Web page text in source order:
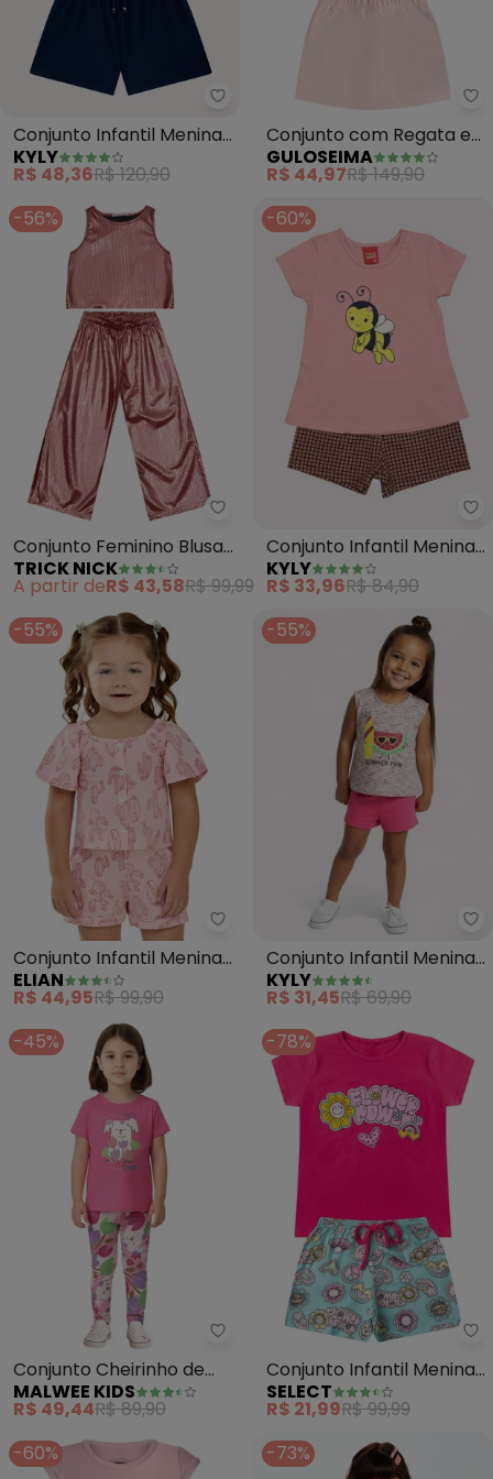
Kyly - Conjunto Infantil Menina
Conjunto Infantil Menina
Flor (Rosa)
KYLY
R$ 48,36R$ 120,90
Conjunto com Regata e
Short-Saia (Rosa)
GULOSEIMA
R$ 44,97R$ 149,90
-56%
Trick Nick - Conjunto Feminino
Conjunto Feminino Blusa
com Pantacourt (Rosa)
TRICK NICK
A partir deR$ 43,58R$ 99,99
-60%
Conjunto Infantil Menina
Abelha (Rosa)
KYLY
R$ 33,96R$ 84,90
-55%
Elian - Conjunto Infantil Menina
Conjunto Infantil Menina
Cactos (Rosa)
ELIAN
R$ 44,95R$ 99,90
-55%
Conjunto Infantil Menina
Melancia (Rosa)
KYLY
R$ 31,45R$ 69,90
-45%
Malwee Kids - Conjunto
Conjunto Cheirinho de
Flor com Glitter (Rosa)
MALWEE KIDS
R$ 49,44R$ 89,90
-78%
Conjunto Infantil Menina
Básico Curto (Rosa)
SELECT
R$ 21,99R$ 99,99
-60%
-73%